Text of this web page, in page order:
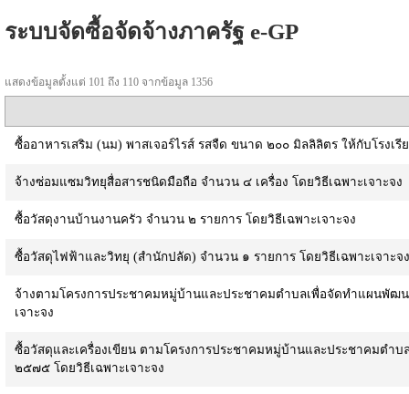
ระบบจัดซื้อจัดจ้างภาครัฐ e-GP
แสดงข้อมูลตั้งแต่ 101 ถึง 110 จากข้อมูล 1356
ซื้ออาหารเสริม (นม) พาสเจอร์ไรส์ รสจืด ขนาด ๒๐๐ มิลลิลิตร ให้กับโรง
จ้างซ่อมแซมวิทยุสื่อสารชนิดมือถือ จำนวน ๔ เครื่อง โดยวิธีเฉพาะเจาะจง
ซื้อวัสดุงานบ้านงานครัว จำนวน ๒ รายการ โดยวิธีเฉพาะเจาะจง
ซื้อวัสดุไฟฟ้าและวิทยุ (สำนักปลัด) จำนวน ๑ รายการ โดยวิธีเฉพาะเจาะจง
จ้างตามโครงการประชาคมหมู่บ้านและประชาคมตำบลเพื่อจัดทำแผนพั
เจาะจง
ซื้อวัสดุและเครื่องเขียน ตามโครงการประชาคมหมู่บ้านและประชาคมต
๒๕๗๕ โดยวิธีเฉพาะเจาะจง